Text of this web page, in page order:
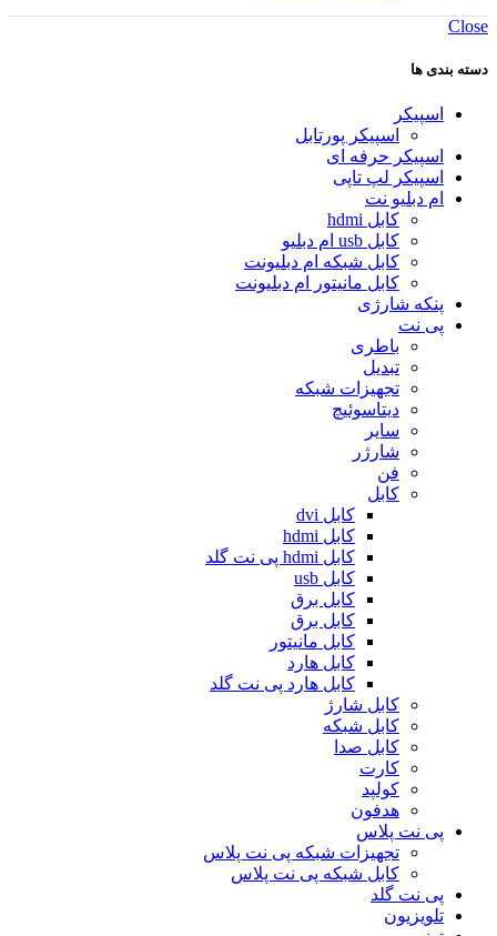
Close
دسته بندی ها
اسپیکر
اسپیکر پورتابل
اسپیکر حرفه ای
اسپیکر لپ تاپی
ام دبلیو نت
کابل hdmi
کابل usb ام دبلیو
کابل شبکه ام دبلیونت
کابل مانیتور ام دبلیونت
پنکه شارژی
پی نت
باطری
تبدیل
تجهیزات شبکه
دیتاسوئیچ
سایر
شارژر
فن
کابل
کابل dvi
کابل hdmi
کابل hdmi پی نت گلد
کابل usb
کابل برق
کابل برق
کابل مانیتور
کابل هارد
کابل هارد پی نت گلد
کابل شارژ
کابل شبکه
کابل صدا
کارت
کولپد
هدفون
پی نت پلاس
تجهیزات شبکه پی نت پلاس
کابل شبکه پی نت پلاس
پی نت گلد
تلویزیون